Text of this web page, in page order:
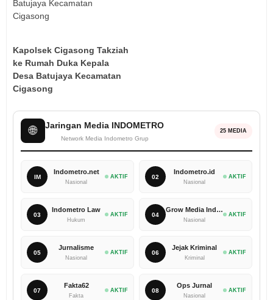
Kapolsek Cigasong Takziah
ke Rumah Duka Kepala
Desa Batujaya Kecamatan
Cigasong
🌐 Jaringan Media INDOMETRO
Network Media Indometro Grup
25 MEDIA
IM
Indometro.net
Nasional
AKTIF 02
Indometro.id
Nasional
AKTIF
03
Indometro Law
Hukum
AKTIF 04
Grow Media Indonesia
Nasional
AKTIF
05
Jurnalisme
Nasional
AKTIF 06
Jejak Kriminal
Kriminal
AKTIF
07
Fakta62
Fakta
AKTIF 08
Ops Jurnal
Nasional
AKTIF